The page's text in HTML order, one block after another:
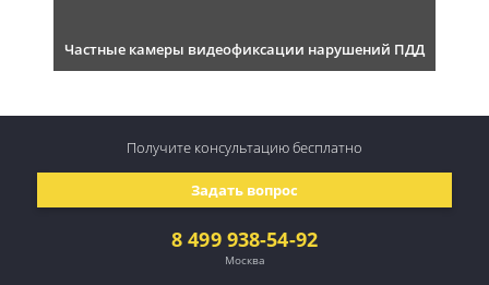
Частные камеры видеофиксации нарушений ПДД
8 499 938-54-92
Москва
Задать вопрос
Получите консультациюбесплатно